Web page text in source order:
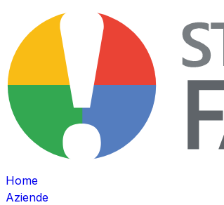
Home
Aziende